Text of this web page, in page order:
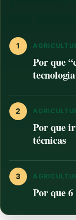
1
Por que
2
Por que
técnicas
3
Por que 6